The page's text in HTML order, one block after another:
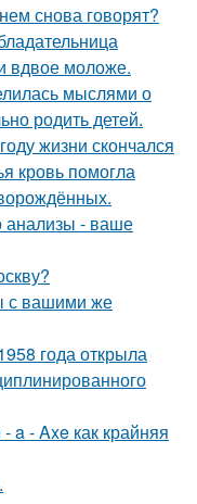
снова говорят?
вдвое моложе.
мыслями о
родить детей.
жизни скончался
кровь помогла
анализы - ваше
с вашими же
года открыла
a - Axe как крайняя